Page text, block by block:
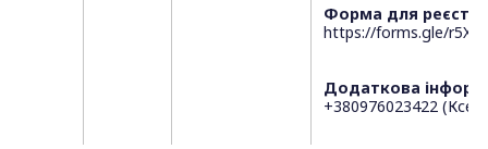
Форма для
https://forms.gle/
Додаткова
+380976023422